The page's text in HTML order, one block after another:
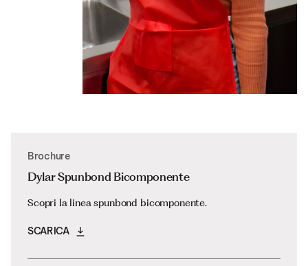
Brochure
Dylar Spunbond Bicomponente
Scopri la linea spunbond bicomponente.
SCARICA